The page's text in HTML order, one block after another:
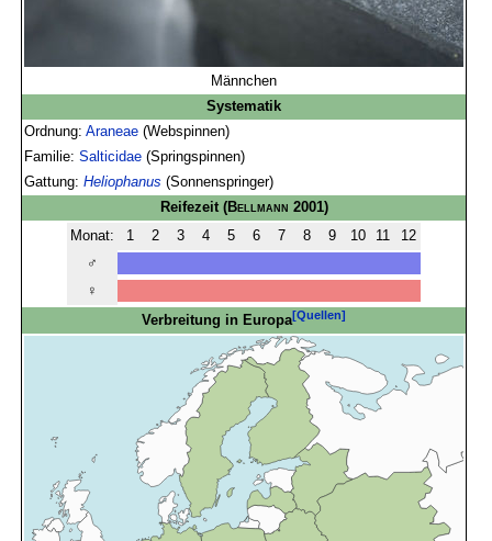
Männchen
Systematik
Ordnung:Araneae (Webspinnen)
Familie:Salticidae (Springspinnen)
Gattung:Heliophanus (Sonnenspringer)
Reifezeit (Bellmann 2001)
Monat:
1 2 3 4 5 6 7 8 9 10 11
12
♂
♀
Verbreitung in Europa[Quellen]